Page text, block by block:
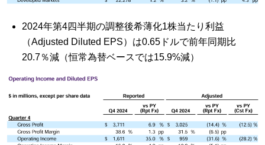
2024年第4四半期の調整後希薄化1株当たり利益
（Adjusted Diluted EPS）は0.65ドルで前年同期比
20.7％減（恒常為替ベースでは15.9%減）